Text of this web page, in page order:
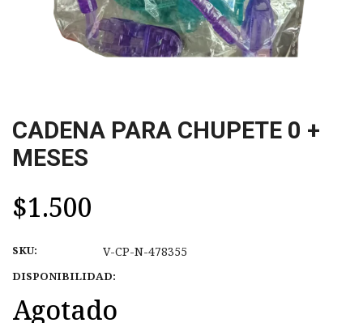
CADENA PARA CHUPETE 0 +
MESES
$1.500
SKU: V-CP-N-478355
DISPONIBILIDAD:
Agotado